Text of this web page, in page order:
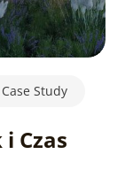
Case Study
Czas